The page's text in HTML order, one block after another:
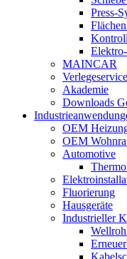
Press-
MAINCAR
Verlegeservice
Akademie
Downloads
OEM
OEM
Automotive
Fluorierung
Hausgeräte
Industrieller